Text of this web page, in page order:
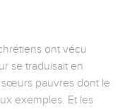
ont vécu
se traduisait en
sœurs pauvres dont le
exemples. Et les